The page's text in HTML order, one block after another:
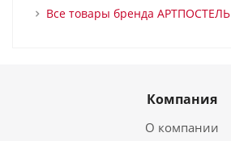
Все товары бренда АРТПОСТЕЛЬ
Компания
О компании